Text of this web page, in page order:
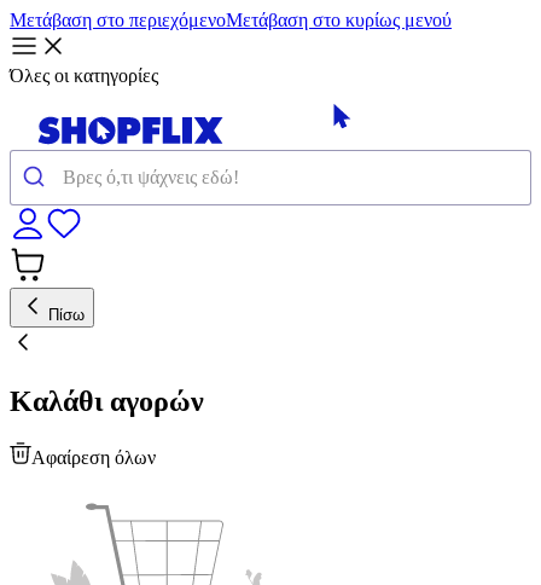
Μετάβαση στο περιεχόμενοΜετάβαση στο κυρίως μενού
Όλες οι κατηγορίες
Πίσω
Καλάθι αγορών
Αφαίρεση όλων